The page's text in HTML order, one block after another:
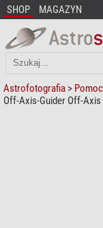
SHOP MAGAZYN
Astrofotografia >
Off-Axis-Guider Off-Axis